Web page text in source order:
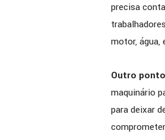
precisa
motor, água,
Outro
maquinário
para deixar